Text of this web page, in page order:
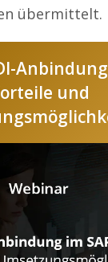
übermittelt.
Anbindung
und